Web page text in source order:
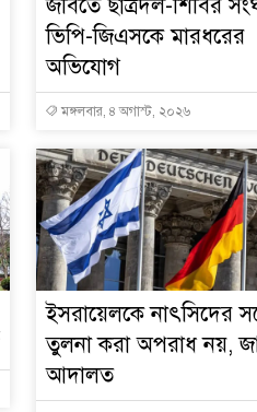
জবিতে ছাত্রদল-শিবির
ভিপি-জিএসকে মারধরের
অভিযোগ
মঙ্গলবার, ৪ অগাস্ট, ২০২৬
ইসরায়েলকে নাৎসিদের
তুলনা করা অপরাধ নয়,
আদালত